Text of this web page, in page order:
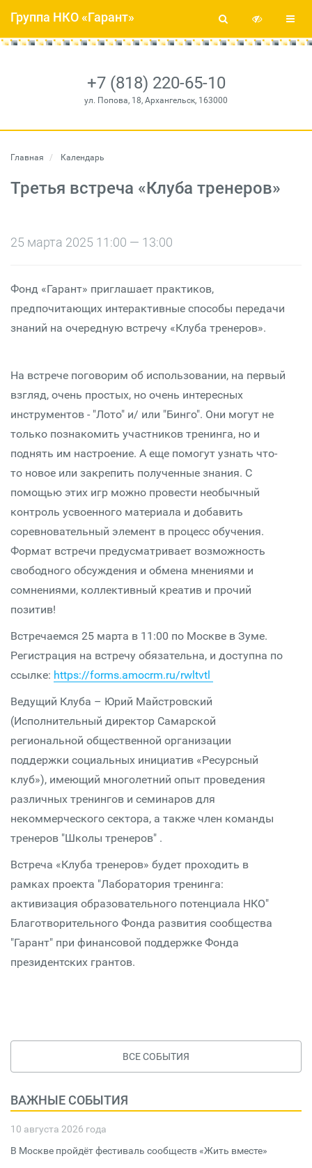
+7 (818) 220-65-10
ул. Попова, 18, Архангельск, 163000
Группа НКО «Гарант»
Главная Календарь
Третья встреча «Клуба тренеров»
25 марта 2025 11:00 — 13:00
Фонд «Гарант» приглашает практиков,
предпочитающих интерактивные способы передачи
знаний на очередную встречу «Клуба тренеров».
На встрече поговорим об использовании, на первый
взгляд, очень простых, но очень интересных
инструментов - "Лото" и/ или "Бинго". Они могут не
только познакомить участников тренинга, но и
поднять им настроение. А еще помогут узнать что-
то новое или закрепить полученные знания. С
помощью этих игр можно провести необычный
контроль усвоенного материала и добавить
соревновательный элемент в процесс обучения.
Формат встречи предусматривает возможность
свободного обсуждения и обмена мнениями и
сомнениями, коллективный креатив и прочий
позитив!
Встречаемся 25 марта в 11:00 по Москве в Зуме.
Регистрация на встречу обязательна, и доступна по
ссылке: https://forms.amocrm.ru/rwltvtl
Ведущий Клуба – Юрий Майстровский
(Исполнительный директор Самарской
региональной общественной организации
поддержки социальных инициатив «Ресурсный
клуб»), имеющий многолетний опыт проведения
различных тренингов и семинаров для
некоммерческого сектора, а также член команды
тренеров "Школы тренеров" .
Встреча «Клуба тренеров» будет проходить в
рамках проекта "Лаборатория тренинга:
активизация образовательного потенциала НКО"
Благотворительного Фонда развития сообщества
"Гарант" при финансовой поддержке Фонда
президентских грантов.
ВСЕ СОБЫТИЯ
ВАЖНЫЕ СОБЫТИЯ
10 августа 2026 года
В Москве пройдёт фестиваль сообществ «Жить вместе»